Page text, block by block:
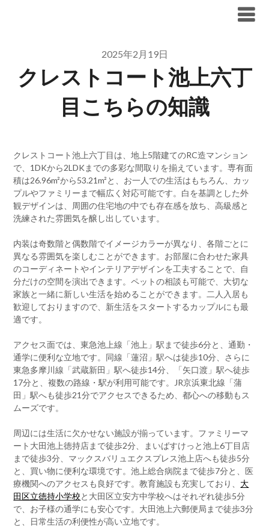
2025年2月19日
クレストコート池上六丁
目こちらの知識
クレストコート池上六丁目は、地上5階建てのRC造マンション
で、1DKから2LDKまでの多彩な間取りを揃えています。専有面
積は26.96m²から53.21m²と、お一人での生活はもちろん、カッ
プルやファミリーまで幅広く対応可能です。白を基調とした外
観デザインは、周囲の住宅地の中でも存在感を放ち、高級感と
洗練された雰囲気を醸し出しています。
内装は奇数階と偶数階でイメージカラーが異なり、各階ごとに
異なる雰囲気を楽しむことができます。お部屋に合わせた家具
のコーディネートやインテリアデザインを工夫することで、自
分だけの空間を演出できます。ペットの相談も可能で、大切な
家族と一緒に新しい生活を始めることができます。二人入居も
歓迎しておりますので、新生活をスタートするカップルにも最
適です。
アクセス面では、東急池上線「池上」駅まで徒歩6分と、通勤・
通学に便利な立地です。同線「蓮沼」駅へは徒歩10分、さらに
東急多摩川線「武蔵新田」駅へ徒歩14分、「矢口渡」駅へ徒歩
17分と、複数の路線・駅が利用可能です。JR京浜東北線「蒲
田」駅へも徒歩21分でアクセスできるため、都心への移動もス
ムーズです。
周辺には生活に欠かせない施設が揃っています。ファミリーマ
ート大田池上徳持店まで徒歩2分、まいばすけっと池上6丁目店
まで徒歩3分、マックスバリュエクスプレス池上店へも徒歩5分
と、買い物に便利な環境です。池上総合病院まで徒歩7分と、医
療機関へのアクセスも良好です。教育施設も充実しており、 大
田区立徳持小学校と大田区立安方中学校へはそれぞれ徒歩5分
で、お子様の通学にも安心です。大田池上六郵便局まで徒歩3分
と、日常生活の利便性が高い立地です。